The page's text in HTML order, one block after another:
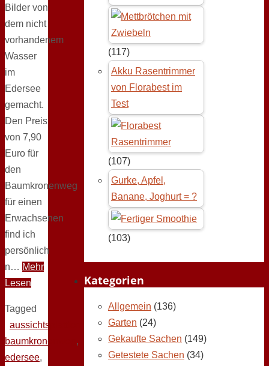
Bilder von
dem nicht
vorhandenem
Wasser
im
Edersee
gemacht.
Den Preis
von 7,90
Euro für
den
Baumkronenweg
für einen
Erwachsenen
find ich
persönlich
n… Mehr
Lesen
Tagged
aussichtsplattformen ,
baumkronenweg ,
edersee,
(117)
Akku Rasentrimmer
von Florabest im
Test
(107)
Gurke, Apfel,
Banane, Joghurt = ?
(103)
Kategorien
Allgemein (136)
Garten (24)
Gekaufte Sachen (149)
Getestete Sachen (34)